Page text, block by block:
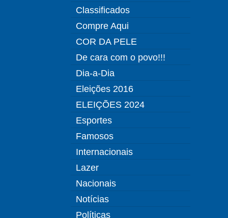
Classificados
Compre Aqui
COR DA PELE
De cara com o povo!!!
Dia-a-Dia
Eleições 2016
ELEIÇÕES 2024
Esportes
Famosos
Internacionais
Lazer
Nacionais
Notícias
Políticas